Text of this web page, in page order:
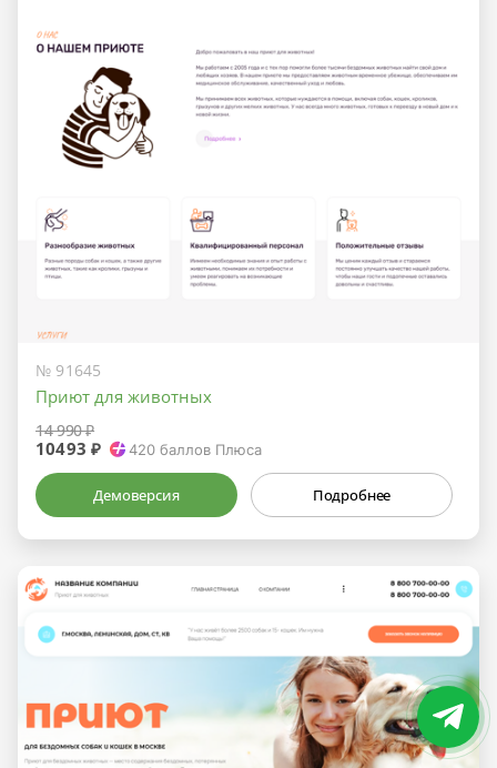
№ 91645
Приют для животных
14 990 ₽
10493 ₽ 420 баллов Плюса
Демоверсия Подробнее